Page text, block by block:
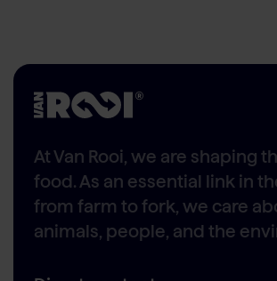
At Van Rooi, we are shaping
food. As an essential link in
from farm to fork, we care
animals, people, and the